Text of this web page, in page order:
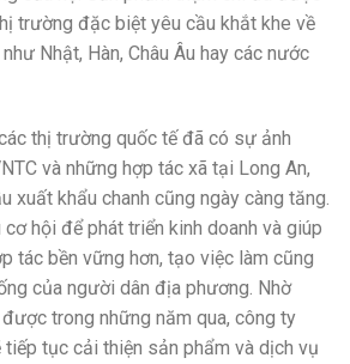
trường đặc biệt yêu cầu khắt khe về
Nhật, Hàn, Châu Âu hay các nước
thị trường quốc tế đã có sự ảnh
và những hợp tác xã tại Long An,
xuất khẩu chanh cũng ngày càng tăng.
hội để phát triển kinh doanh và giúp
tác bền vững hơn, tạo việc làm cũng
của người dân địa phương. Nhờ
trong những năm qua, công ty
tục cải thiện sản phẩm và dịch vụ